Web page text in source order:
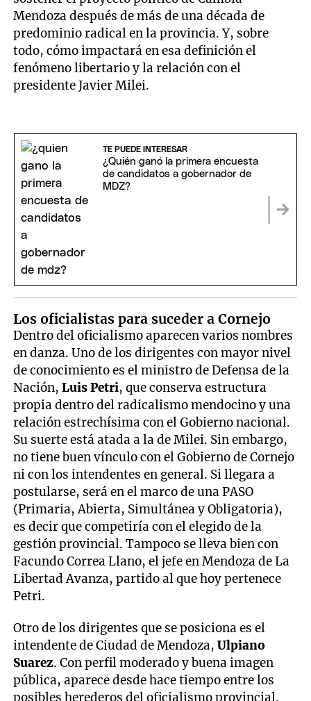
Mendoza después de más de una década de
predominio radical en la provincia. Y, sobre
todo, cómo impactará en esa definición el
fenómeno libertario y la relación con el
presidente Javier Milei.
TE PUEDE INTERESAR
¿Quién ganó la primera encuesta
de candidatos a gobernador de
MDZ?
Los oficialistas para suceder a Cornejo
Dentro del oficialismo aparecen varios nombres
en danza. Uno de los dirigentes con mayor nivel
de conocimiento es el ministro de Defensa de la
Nación,Luis Petri, que conserva estructura
propia dentro del radicalismo mendocino y una
relación estrechísima con el Gobierno nacional.
Su suerte está atada a la de Milei. Sin embargo,
no tiene buen vínculo con el Gobierno de Cornejo
ni con los intendentes en general. Si llegara a
postularse, será en el marco de una PASO
(Primaria, Abierta, Simultánea y Obligatoria),
es decir que competiría con el elegido de la
gestión provincial. Tampoco se lleva bien con
Facundo Correa Llano, el jefe en Mendoza de La
Libertad Avanza, partido al que hoy pertenece
Petri.
Otro de los dirigentes que se posiciona es el
intendente de Ciudad de Mendoza,Ulpiano
Suarez. Con perfil moderado y buena imagen
pública, aparece desde hace tiempo entre los
posibles herederos del oficialismo provincial.